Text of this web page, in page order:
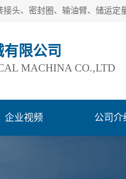
限公司
MACHINA CO.,LTD
企业视频 公司介